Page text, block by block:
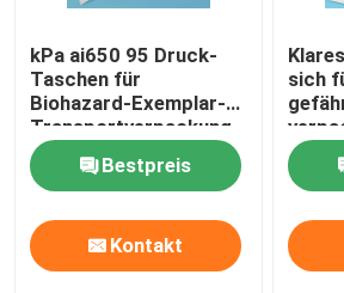
kPa ai650 95 Druck-
Taschen für
Biohazard-Exemplar-
Transportverpackung
Bestpreis
Kontakt
sich
des